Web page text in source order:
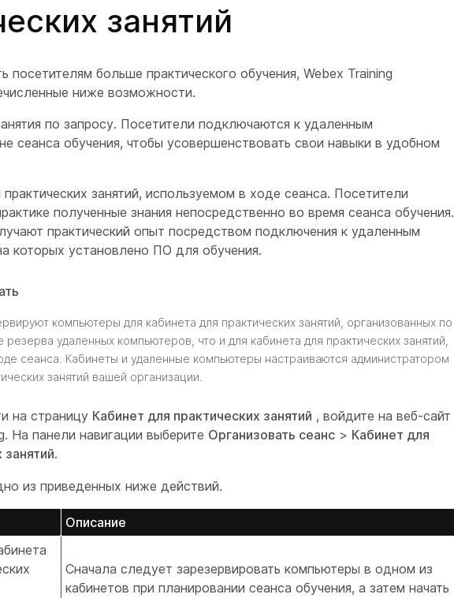
занятий
посетителям больше практического обучения, Webex Training
ниже возможности.
по запросу. Посетители подключаются к удаленным
сеанса обучения, чтобы усовершенствовать свои навыки в удобном
занятий, используемом в ходе сеанса. Посетители
полученные знания непосредственно во время сеанса обучения.
практический опыт посредством подключения к удаленным
которых установлено ПО для обучения.
компьютеры для кабинета для практических занятий, организованных по
резерва удаленных компьютеров, что и для кабинета для практических занятий,
сеанса. Кабинеты и удаленные компьютеры настраиваются администратором
занятий вашей организации.
на страницу Кабинет для практических занятий , войдите на веб-сайт
На панели навигации выберите Организовать сеанс > Кабинет для
занятий.
из приведенных ниже действий.
Описание
Сначала следует зарезервировать компьютеры в одном из
кабинетов при планировании сеанса обучения, а затем начать